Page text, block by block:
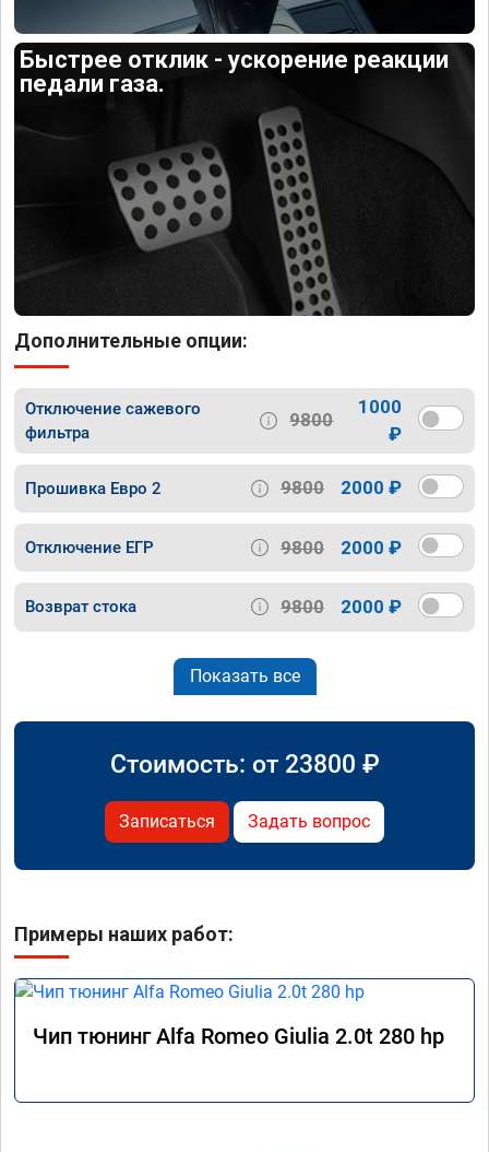
Быстрее отклик - ускорение реакции
педали газа.
Дополнительные опции:
Отключение сажевого
фильтра
9800
1000
₽
Прошивка Евро 2 9800 2000 ₽
Отключение ЕГР 9800 2000 ₽
Возврат стока 9800 2000 ₽
Показать все
Стоимость: от 23800 ₽
Записаться Задать вопрос
Примеры наших работ:
Чип тюнинг Alfa Romeo Giulia 2.0t 280 hp